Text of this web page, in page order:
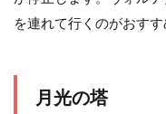
を連れて行くのがおすす
月光の塔